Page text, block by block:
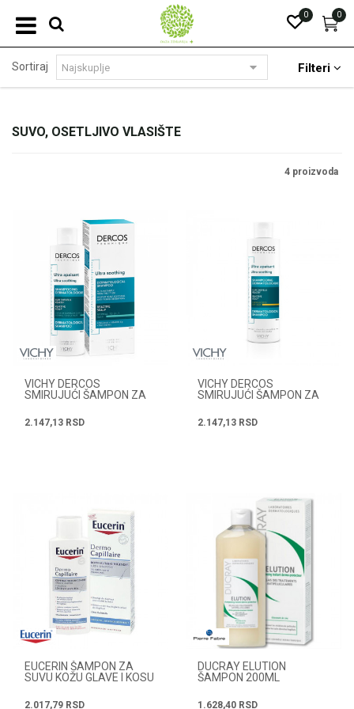
0
0
SUVO, OSETLJIVO VLASIŠTE
Sortiraj Filteri
4 proizvoda
VICHY DERCOS
SMIRUJUĆI ŠAMPON ZA
VLASIŠTE 200 ML
2.147,13 RSD
VICHY DERCOS
SMIRUJUĆI ŠAMPON ZA
VLASIŠTE 200 ML
2.147,13 RSD
EUCERIN ŠAMPON ZA
SUVU KOŽU GLAVE I KOSU
2.017,79 RSD
DUCRAY ELUTION
ŠAMPON 200ML
1.628,40 RSD